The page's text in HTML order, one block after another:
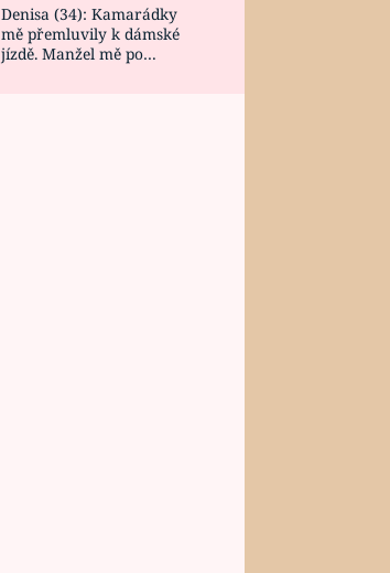
Denisa (34): Kamarádky
mě přemluvily k dámské
jízdě. Manžel mě po